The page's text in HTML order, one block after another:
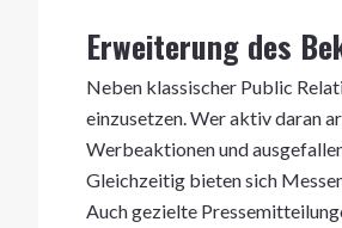
Erweiterung des
Neben klassischer Public
einzusetzen. Wer aktiv daran
Werbeaktionen und
Gleichzeitig bieten sich
Auch gezielte